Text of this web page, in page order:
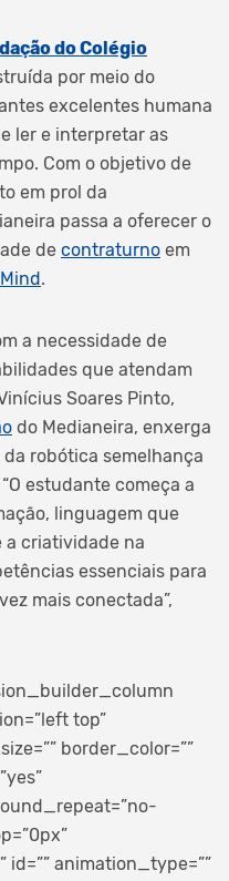
do Colégio
por meio do
excelentes humana
ler e interpretar as
Com o objetivo de
em prol da
passa a oferecer o
de contraturno em
.
a necessidade de
que atendam
Soares Pinto,
do Medianeira, enxerga
robótica semelhança
estudante começa a
linguagem que
a criatividade na
essenciais para
mais conectada”,
top”
border_color=””
id=”” animation_type=””